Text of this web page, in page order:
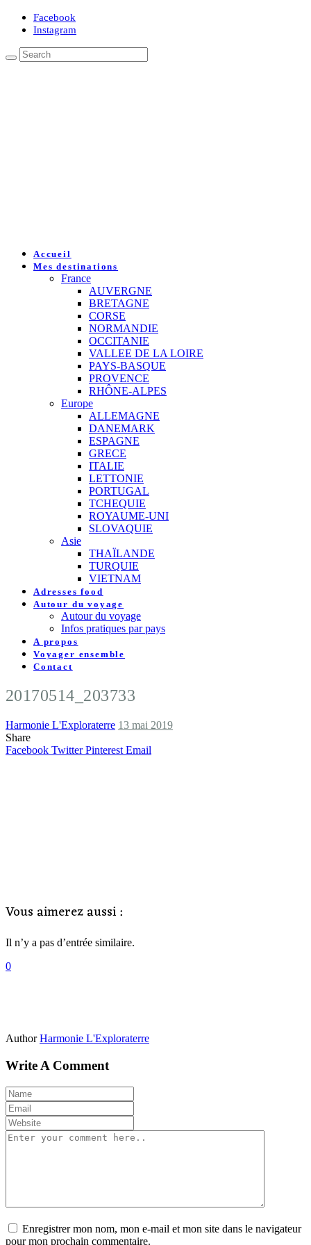
Facebook
Instagram
Accueil
Mes destinations
France
AUVERGNE
BRETAGNE
CORSE
NORMANDIE
OCCITANIE
VALLEE DE LA LOIRE
PAYS-BASQUE
PROVENCE
RHÔNE-ALPES
Europe
ALLEMAGNE
DANEMARK
ESPAGNE
GRECE
ITALIE
LETTONIE
PORTUGAL
TCHEQUIE
ROYAUME-UNI
SLOVAQUIE
Asie
THAÏLANDE
TURQUIE
VIETNAM
Adresses food
Autour du voyage
Autour du voyage
Infos pratiques par pays
A propos
Voyager ensemble
Contact
20170514_203733
Harmonie L'Exploraterre 13 mai 2019
Share
Facebook Twitter Pinterest Email
Vous aimerez aussi :
Il n’y a pas d’entrée similaire.
0
Author Harmonie L'Exploraterre
Write A Comment
Enregistrer mon nom, mon e-mail et mon site dans le navigateur
pour mon prochain commentaire.